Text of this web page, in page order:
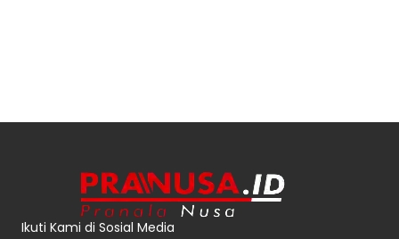
Ikuti Kami di Sosial Media